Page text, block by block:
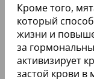
Кроме того,
который
жизни и
за
активизирует
застой крови в